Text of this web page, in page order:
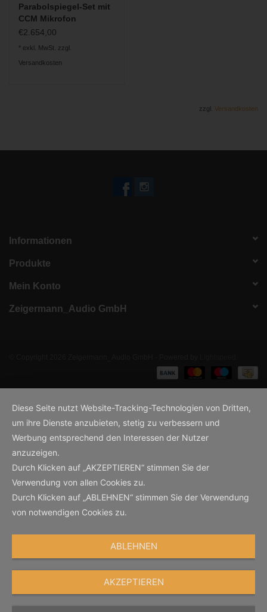
Parabolspiegel-Set mit
CCM Mikrofon
€2.654,00
* exkl. MwSt. zzgl.
Versandkosten
zzgl. Versandkosten
Informationen
Produkte
Mein Konto
Zeigermann_Audio GmbH
Diese Seite nutzt Website-Tracking-Technologien von Dritten,
um ihre Dienste anzubieten, stetig zu verbessern und
Werbung entsprechend den Interessen der Nutzer
anzuzeigen.
Durch Klicken auf „AKZEPTIEREN“ stimmen Sie der
Verwendung von allen Cookies zu.
Durch Klicken auf „ABLEHNEN“ stimmen Sie der Verwendung
von notwendigen Cookies zu.
ABLEHNEN
AKZEPTIEREN